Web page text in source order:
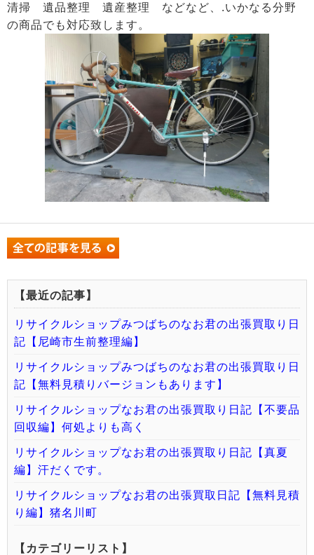
清掃 遺品整理 遺産整理 などなど、.いかなる分野
の商品でも対応致します。
【最近の記事】
リサイクルショップみつばちのなお君の出張買取り日
記【尼崎市生前整理編】
リサイクルショップみつばちのなお君の出張買取り日
記【無料見積りバージョンもあります】
リサイクルショップなお君の出張買取り日記【不要品
回収編】何処よりも高く
リサイクルショップなお君の出張買取り日記【真夏
編】汗だくです。
リサイクルショップなお君の出張買取日記【無料見積
り編】猪名川町
【カテゴリーリスト】